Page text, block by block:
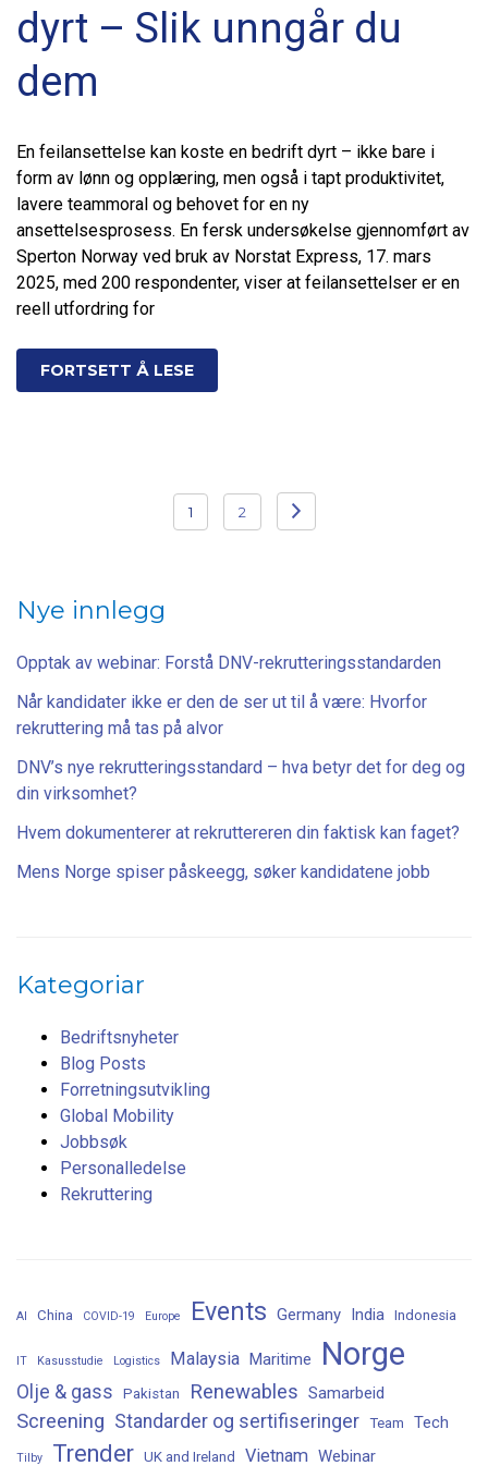
dyrt – Slik unngår du
dem
En feilansettelse kan koste en bedrift dyrt – ikke bare i
form av lønn og opplæring, men også i tapt produktivitet,
lavere teammoral og behovet for en ny
ansettelsesprosess. En fersk undersøkelse gjennomført av
Sperton Norway ved bruk av Norstat Express, 17. mars
2025, med 200 respondenter, viser at feilansettelser er en
reell utfordring for
FORTSETT Å LESE
1 2
Nye innlegg
Opptak av webinar: Forstå DNV-rekrutteringsstandarden
Når kandidater ikke er den de ser ut til å være: Hvorfor
rekruttering må tas på alvor
DNV’s nye rekrutteringsstandard – hva betyr det for deg og
din virksomhet?
Hvem dokumenterer at rekruttereren din faktisk kan faget?
Mens Norge spiser påskeegg, søker kandidatene jobb
Kategoriar
Bedriftsnyheter
Blog Posts
Forretningsutvikling
Global Mobility
Jobbsøk
Personalledelse
Rekruttering
AI China COVID-19 Europe Events Germany India Indonesia
IT Kasusstudie Logistics Malaysia Maritime Norge
Olje & gass Pakistan Renewables Samarbeid
Screening Standarder og sertifiseringer Team Tech
Tilby Trender UK and Ireland Vietnam Webinar